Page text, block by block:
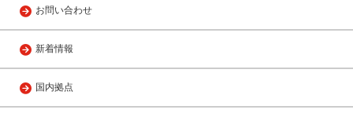
お問い合わせ
新着情報
国内拠点